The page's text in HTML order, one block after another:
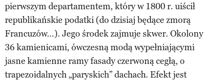
pierwszym departamentem, który w 1800 r. uiścił
republikańskie podatki (do dzisiaj będące zmorą
Francuzów…). Jego środek zajmuje skwer. Okolony
36 kamienicami, ówczesną modą wypełniającymi
jasne kamienne ramy fasady czerwoną cegłą, o
trapezoidalnych „paryskich” dachach. Efekt jest